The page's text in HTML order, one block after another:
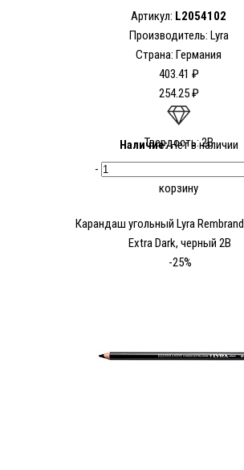
Артикул: L2054102
Производитель: Lyra
Страна: Германия
403.41 ₽
254.25 ₽
Твердость: 2В
Наличие:Нет в наличии
-
корзину
Карандаш угольный Lyra
Extra Dark, черный 2В
-25%